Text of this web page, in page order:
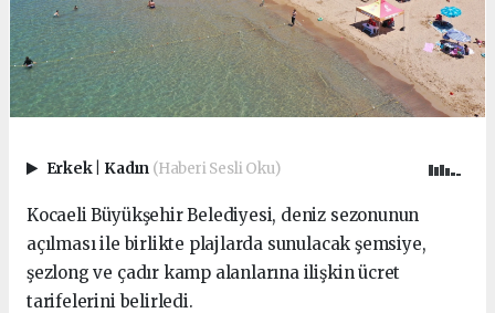
Erkek Kadın (Haberi Sesli Oku)
Kocaeli Büyükşehir Belediyesi, deniz sezonunun
açılması ile birlikte plajlarda sunulacak şemsiye,
şezlong ve çadır kamp alanlarına ilişkin ücret
tarifelerini belirledi.